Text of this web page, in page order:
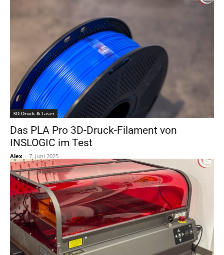
3D-Druck & Laser
Das PLA Pro 3D-Druck-Filament von
INSLOGIC im Test
Alex - 7. Juni 2025